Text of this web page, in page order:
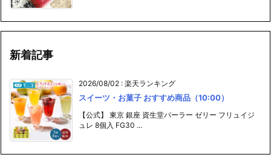
新着記事
2026/08/02 : 楽天ランキング
スイーツ・お菓子 おすすめ商品（10:00）
【公式】 東京 銀座 資生堂パーラー ゼリー フリュイジ
ュレ 8個入 FG30 ...